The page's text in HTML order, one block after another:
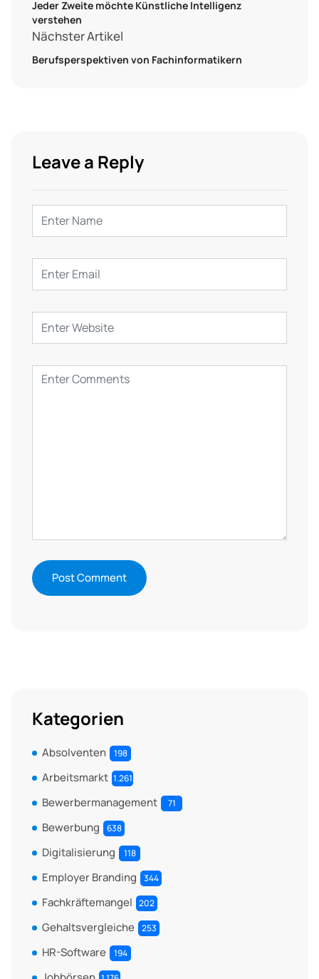
Jeder Zweite möchte Künstliche Intelligenz
verstehen
Nächster Artikel
Berufsperspektiven von Fachinformatikern
Leave a Reply
Kategorien
Absolventen 198
Arbeitsmarkt 1.261
Bewerbermanagement 71
Bewerbung 638
Digitalisierung 118
Employer Branding 344
Fachkräftemangel 202
Gehaltsvergleiche 253
HR-Software 194